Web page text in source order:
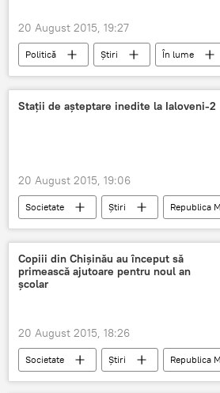
20 August 2015, 19:27
Politică Știri În lume
Henry Kissinger
Occident
interviu
The National Interest
Stații de așteptare inedite la Ialoveni-2
20 August 2015, 19:06
Societate Știri
Republica
Ialoveni
decorate
renovate
voluntari
Copiii din Chişinău au început să
primească ajutoare pentru noul an
şcolar
20 August 2015, 18:26
Societate Știri
Republica
elevi
ajutor
Chişinău